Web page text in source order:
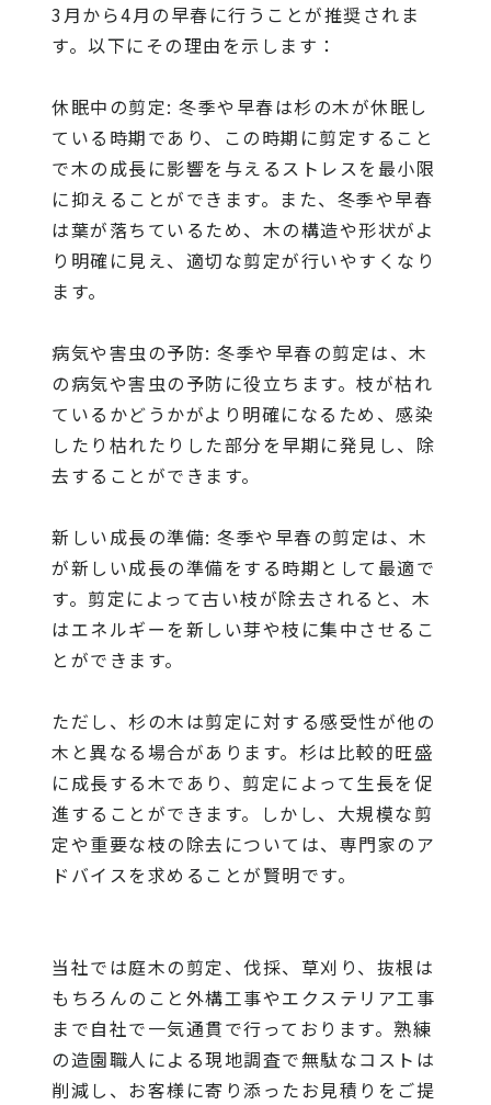
3月から4月の早春に行うことが推奨されま
す。以下にその理由を示します：
休眠中の剪定: 冬季や早春は杉の木が休眠し
ている時期であり、この時期に剪定すること
で木の成長に影響を与えるストレスを最小限
に抑えることができます。また、冬季や早春
は葉が落ちているため、木の構造や形状がよ
り明確に見え、適切な剪定が行いやすくなり
ます。
病気や害虫の予防: 冬季や早春の剪定は、木
の病気や害虫の予防に役立ちます。枝が枯れ
ているかどうかがより明確になるため、感染
したり枯れたりした部分を早期に発見し、除
去することができます。
新しい成長の準備: 冬季や早春の剪定は、木
が新しい成長の準備をする時期として最適で
す。剪定によって古い枝が除去されると、木
はエネルギーを新しい芽や枝に集中させるこ
とができます。
ただし、杉の木は剪定に対する感受性が他の
木と異なる場合があります。杉は比較的旺盛
に成長する木であり、剪定によって生長を促
進することができます。しかし、大規模な剪
定や重要な枝の除去については、専門家のア
ドバイスを求めることが賢明です。
当社では庭木の剪定、伐採、草刈り、抜根は
もちろんのこと外構工事やエクステリア工事
まで自社で一気通貫で行っております。熟練
の造園職人による現地調査で無駄なコストは
削減し、お客様に寄り添ったお見積りをご提